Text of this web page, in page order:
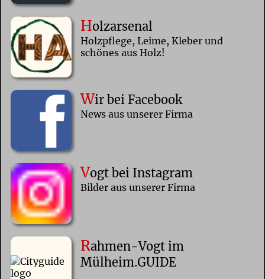
Holzarsenal
Holzpflege, Leime, Kleber und
schönes aus Holz!
Wir bei Facebook
News aus unserer Firma
Vogt bei Instagram
Bilder aus unserer Firma
Rahmen-Vogt im
Mülheim.GUIDE